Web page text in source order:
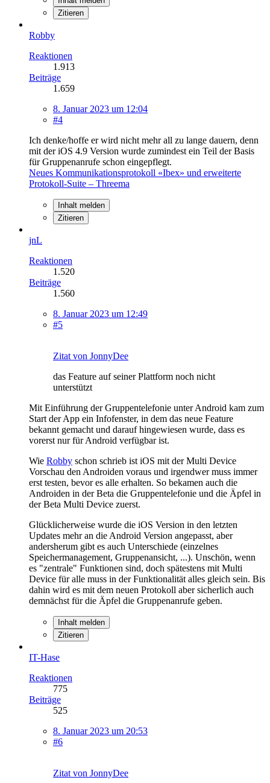
Zitieren
Robby
Reaktionen
1.913
Beiträge
1.659
8. Januar 2023 um 12:04
#4
Ich denke/hoffe er wird nicht mehr all zu lange dauern, denn
mit der iOS 4.9 Version wurde zumindest ein Teil der Basis
für Gruppenanrufe schon eingepflegt.
Neues Kommunikationsprotokoll «Ibex» und erweiterte
Protokoll-Suite – Threema
Inhalt melden
Zitieren
jnL
Reaktionen
1.520
Beiträge
1.560
8. Januar 2023 um 12:49
#5
Zitat von JonnyDee
das Feature auf seiner Plattform noch nicht
unterstützt
Mit Einführung der Gruppentelefonie unter Android kam zum
Start der App ein Infofenster, in dem das neue Feature
bekannt gemacht und darauf hingewiesen wurde, dass es
vorerst nur für Android verfügbar ist.
Wie Robby schon schrieb ist iOS mit der Multi Device
Vorschau den Androiden voraus und irgendwer muss immer
erst testen, bevor es alle erhalten. So bekamen auch die
Androiden in der Beta die Gruppentelefonie und die Äpfel in
der Beta Multi Device zuerst.
Glücklicherweise wurde die iOS Version in den letzten
Updates mehr an die Android Version angepasst, aber
andersherum gibt es auch Unterschiede (einzelnes
Speichermanagement, Gruppenansicht, ...). Unschön, wenn
es "zentrale" Funktionen sind, doch spätestens mit Multi
Device für alle muss in der Funktionalität alles gleich sein. Bis
dahin wird es mit dem neuen Protokoll aber sicherlich auch
demnächst für die Äpfel die Gruppenanrufe geben.
Inhalt melden
Zitieren
IT-Hase
Reaktionen
775
Beiträge
525
8. Januar 2023 um 20:53
#6
Zitat von JonnyDee